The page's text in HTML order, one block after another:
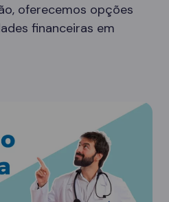
oferecemos opções
financeiras em